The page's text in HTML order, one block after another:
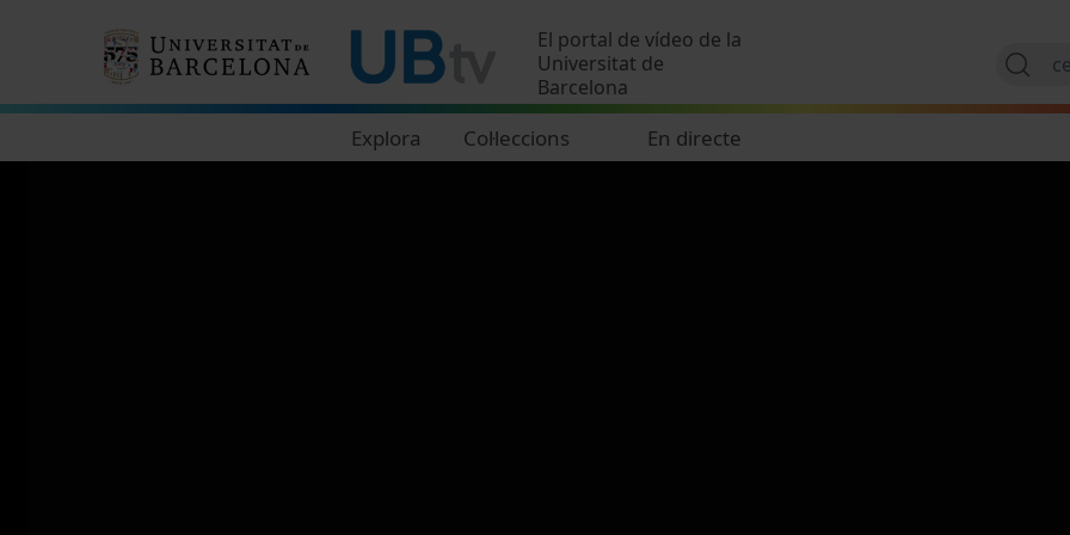
El portal de vídeo de la
Universitat de
Barcelona
Explora Col·leccions En directe